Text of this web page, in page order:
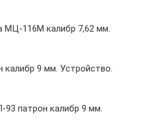
МЦ-116М калибр 7,62 мм.
9 мм. Устройство.
патрон калибр 9 мм.